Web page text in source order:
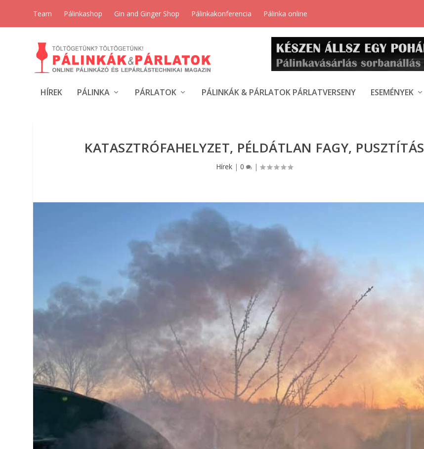
Team Pálinkashop Gin and Ginger Shop Pálinkakonferencia Pálinka online
HÍREK PÁLINKA PÁRLATOK PÁLINKÁK & PÁRLATOK PÁRLATVERSENY ESEMÉNYEK
KATASZTRÓFAHELYZET, PÉLDÁTLAN FAGY, PUSZTÍTÁS
Hírek |0 |